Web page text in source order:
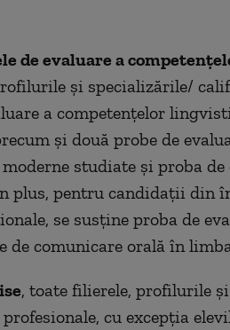
de evaluare a
şi specializările/
a competenţelor
şi două probe de
studiate şi proba de
plus, pentru candidaţii din
se susţine proba de
de comunicare orală în
, toate filierele, profilurile şi
cu excepţia